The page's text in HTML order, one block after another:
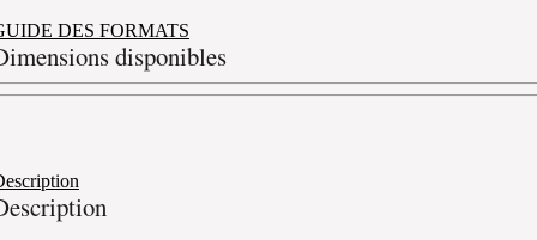
DES FORMATS
disponibles